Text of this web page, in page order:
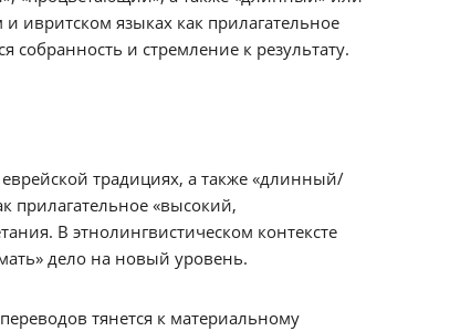
ивритском языках как прилагательное
и стремление к результату.
традициях, а также «длинный/
прилагательное «высокий,
В этнолингвистическом контексте
дело на новый уровень.
тянется к материальному